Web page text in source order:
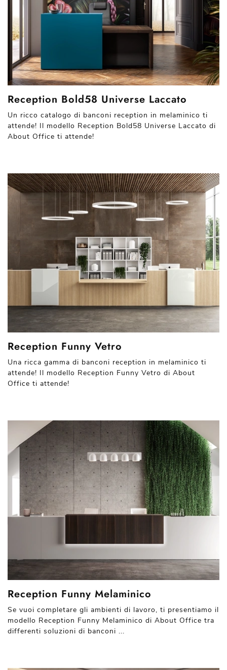
Reception Bold58 Universe Laccato
Un ricco catalogo di banconi reception in melaminico ti
attende! Il modello Reception Bold58 Universe Laccato di
About Office ti attende!
Reception Funny Vetro
Una ricca gamma di banconi reception in melaminico ti
attende! Il modello Reception Funny Vetro di About
Office ti attende!
Reception Funny Melaminico
Se vuoi completare gli ambienti di lavoro, ti presentiamo il
modello Reception Funny Melaminico di About Office tra
differenti soluzioni di banconi ...